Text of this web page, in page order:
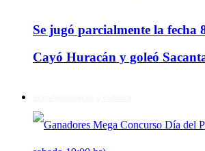
Se jugó parcialmente la fecha
Cayó Huracán y goleó